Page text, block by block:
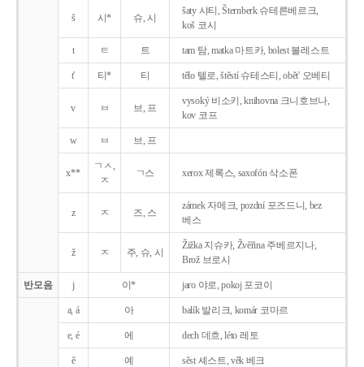
š 시* 슈, 시
šaty 샤티, Šternberk 슈테른베르크,
koš 코시
t ㅌ 트 tam 탐, matka 마트카, bolest 볼레스트
t' 티* 티 tělo 텔로, štěstí 슈테스티, obět' 오베티
v ㅂ 브, 프
vysoký 비소키, knihovna 크니호브나,
kov 코프
w ㅂ 브, 프
x**
ㄱㅅ,
ㅈ
ㄱ스 xerox 제록스, saxofón 삭소폰
z ㅈ 즈, 스
zámek 자메크, pozdní 포즈드니, bez
베스
ž ㅈ 주, 슈, 시
Žižka 지슈카, Žvěřina 주베르지나,
Brož 브로시
반모음 j 이* jaro 야로, pokoj 포코이
a, á 아 balík 발리크, komár 코마르
e, é 에 dech 데흐, léto 레토
ě 예 sěst 셰스트, věk 베크